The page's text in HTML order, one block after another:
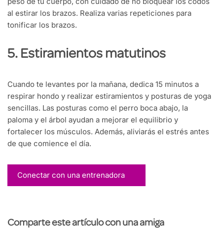
al estirar los brazos. Realiza varias repeticiones para
tonificar los brazos.
5. Estiramientos matutinos
Cuando te levantes por la mañana, dedica 15 minutos a
respirar hondo y realizar estiramientos y posturas de yoga
sencillas. Las posturas como el perro boca abajo, la
paloma y el árbol ayudan a mejorar el equilibrio y
fortalecer los músculos. Además, aliviarás el estrés antes
de que comience el día.
Conectar con una entrenadora
Comparte este artículo con una amiga